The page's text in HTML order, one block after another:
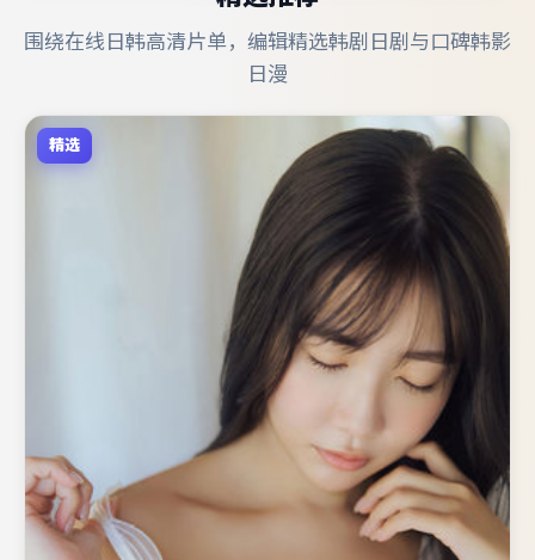
围绕在线日韩高清片单，编辑精选韩剧日剧与口碑韩影
日漫
精选